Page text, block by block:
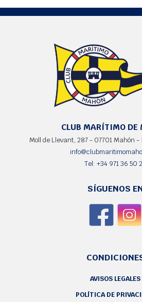
CLUB MARÍTIMO DE
Moll de Llevant, 287 - 07701 Mahón
Tel: +34 971 36 50
SÍGUENOS
AVISOS LEGALES
POLÍTICA DE